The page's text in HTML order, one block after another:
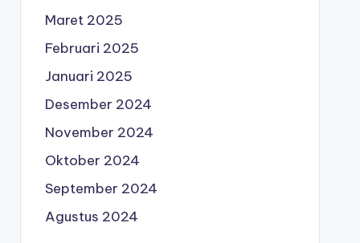
Maret 2025
Februari 2025
Januari 2025
Desember 2024
November 2024
Oktober 2024
September 2024
Agustus 2024